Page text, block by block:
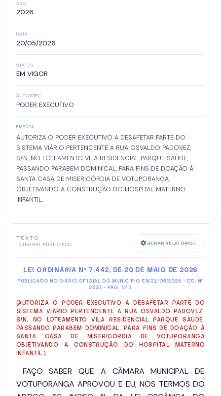
ANO
2026
DATA
20/05/2026
STATUS
EM VIGOR
AUTOR(ES)
PODER EXECUTIVO
EMENTA
AUTORIZA O PODER EXECUTIVO A DESAFETAR PARTE DO
SISTEMA VIÁRIO PERTENCENTE A RUA OSVALDO PADOVEZ,
S/N, NO LOTEAMENTO VILA RESIDENCIAL PARQUE SAÚDE,
PASSANDO PARABEM DOMINICAL, PARA FINS DE DOAÇÃO À
SANTA CASA DE MISERICÓRDIA DE VOTUPORANGA
OBJETIVANDO A CONSTRUÇÃO DO HOSPITAL MATERNO
INFANTIL.
TEXTO
INTEGRAL PUBLICADO GERAR RELATÓRIO
LEI ORDINÁRIA Nº 7.442, DE 20 DE MAIO DE 2026
PUBLICADO NO DIÁRIO OFICIAL DO MUNICÍPIO EM 21/05/2026 - ED. Nº
2617 - PÁG. Nº 3
(AUTORIZA O PODER EXECUTIVO A DESAFETAR PARTE DO
SISTEMA VIÁRIO PERTENCENTE A RUA OSVALDO PADOVEZ,
S/N, NO LOTEAMENTO VILA RESIDENCIAL PARQUE SAÚDE,
PASSANDO PARABEM DOMINICAL, PARA FINS DE DOAÇÃO À
SANTA CASA DE MISERICÓRDIA DE VOTUPORANGA
OBJETIVANDO A CONSTRUÇÃO DO HOSPITAL MATERNO
INFANTIL.)
FAÇO SABER QUE A CÂMARA MUNICIPAL DE
VOTUPORANGA APROVOU E EU, NOS TERMOS DO